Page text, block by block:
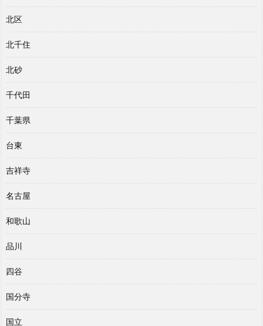
北区
北千住
北砂
千代田
千葉県
台東
吉祥寺
名古屋
和歌山
品川
四谷
国分寺
国立